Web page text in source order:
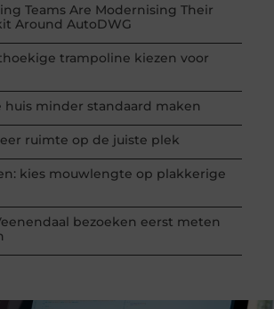
Teams Are Modernising Their
Around AutoDWG
trampoline kiezen voor
huis minder standaard maken
ruimte op de juiste plek
kies mouwlengte op plakkerige
bezoeken eerst meten